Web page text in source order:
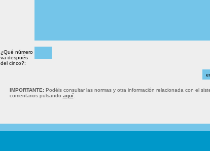
¿Qué número
va después
del cinco?:
IMPORTANTE:Podéis consultar las normas y otra información relacionada con el
comentarios pulsando aquí.